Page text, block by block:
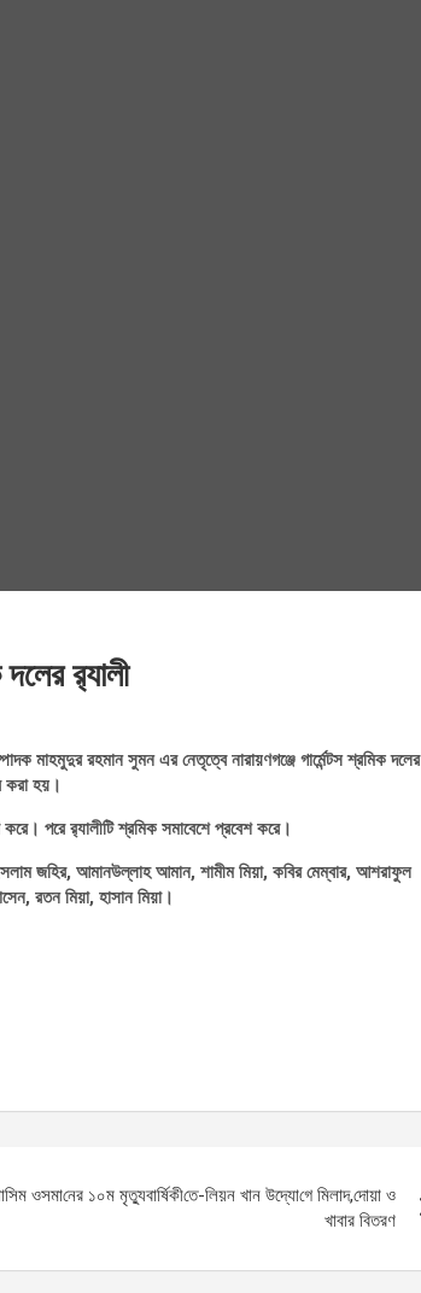
র‌্যালী
মাহমুদুর রহমান সুমন এর নেতৃত্বে নারায়ণগঞ্জে গার্মেন্টস শ্রমিক দলের
করা হয়।
পরে র‌্যালীটি শ্রমিক সমাবেশে প্রবেশ করে।
জহির, আমানউল্লাহ আমান, শামীম মিয়া, কবির মেম্বার, আশরাফুল
রতন মিয়া, হাসান মিয়া।
ওসমা‌নের ১০ম মৃত‌্যুবা‌র্ষিকী‌তে-লিয়ন খান উদ্যো‌গে মিলাদ,দোয়া ও
খাবার বিতরণ